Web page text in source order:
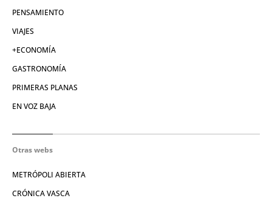
PENSAMIENTO
VIAJES
+ECONOMÍA
GASTRONOMÍA
PRIMERAS PLANAS
EN VOZ BAJA
Otras webs
METRÓPOLI ABIERTA
CRÓNICA VASCA